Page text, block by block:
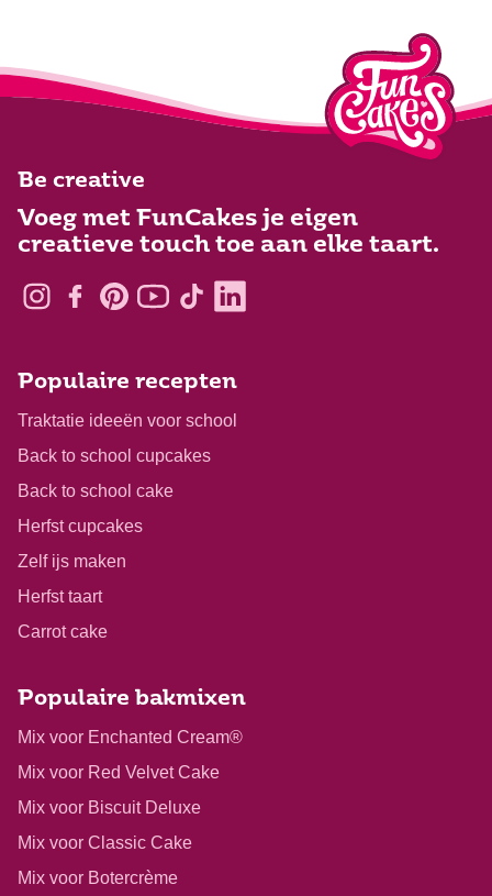
Be creative
Voeg met FunCakes je eigen
creatieve touch toe aan elke taart.
Populaire recepten
Traktatie ideeën voor school
Back to school cupcakes
Back to school cake
Herfst cupcakes
Zelf ijs maken
Herfst taart
Carrot cake
Populaire bakmixen
Mix voor Enchanted Cream®
Mix voor Red Velvet Cake
Mix voor Biscuit Deluxe
Mix voor Classic Cake
Mix voor Botercrème